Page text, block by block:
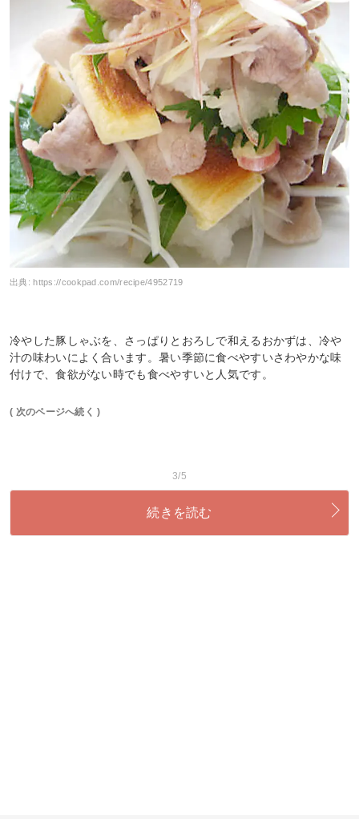
出典:https://cookpad.com/recipe/4952719
冷やした豚しゃぶを、さっぱりとおろしで和えるおかずは、冷や
汁の味わいによく合います。暑い季節に食べやすいさわやかな味
付けで、食欲がない時でも食べやすいと人気です。
( 次のページへ続く )
3/5
続きを読む